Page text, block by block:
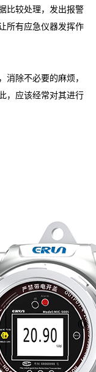
比较处理，发出报警
所有应急仪器发挥作
消除不必要的麻烦，
，应该经常对其进行